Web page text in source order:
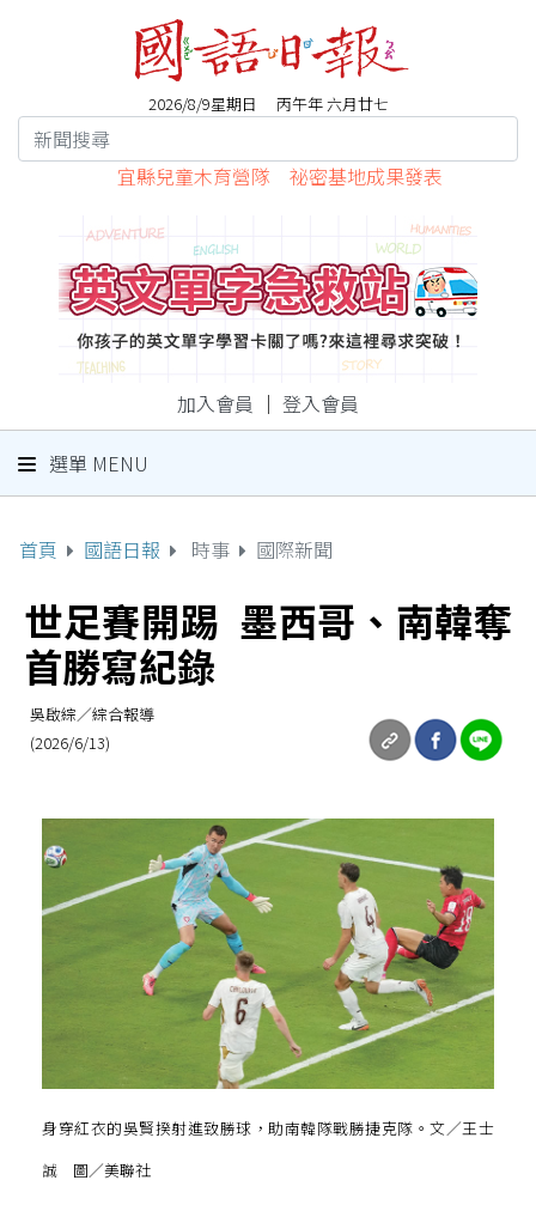
2026/8/9星期日 丙午年 六月廿七
宜縣兒童木育營隊 祕密基地成果發表
加入會員 ｜ 登入會員
選單 MENU
首頁 國語日報 時事 國際新聞
世足賽開踢 墨西哥、南韓奪
首勝寫紀錄
吳啟綜／綜合報導
(2026/6/13)
身穿紅衣的吳賢揆射進致勝球，助南韓隊戰勝捷克隊。文／王士
誠 圖／美聯社